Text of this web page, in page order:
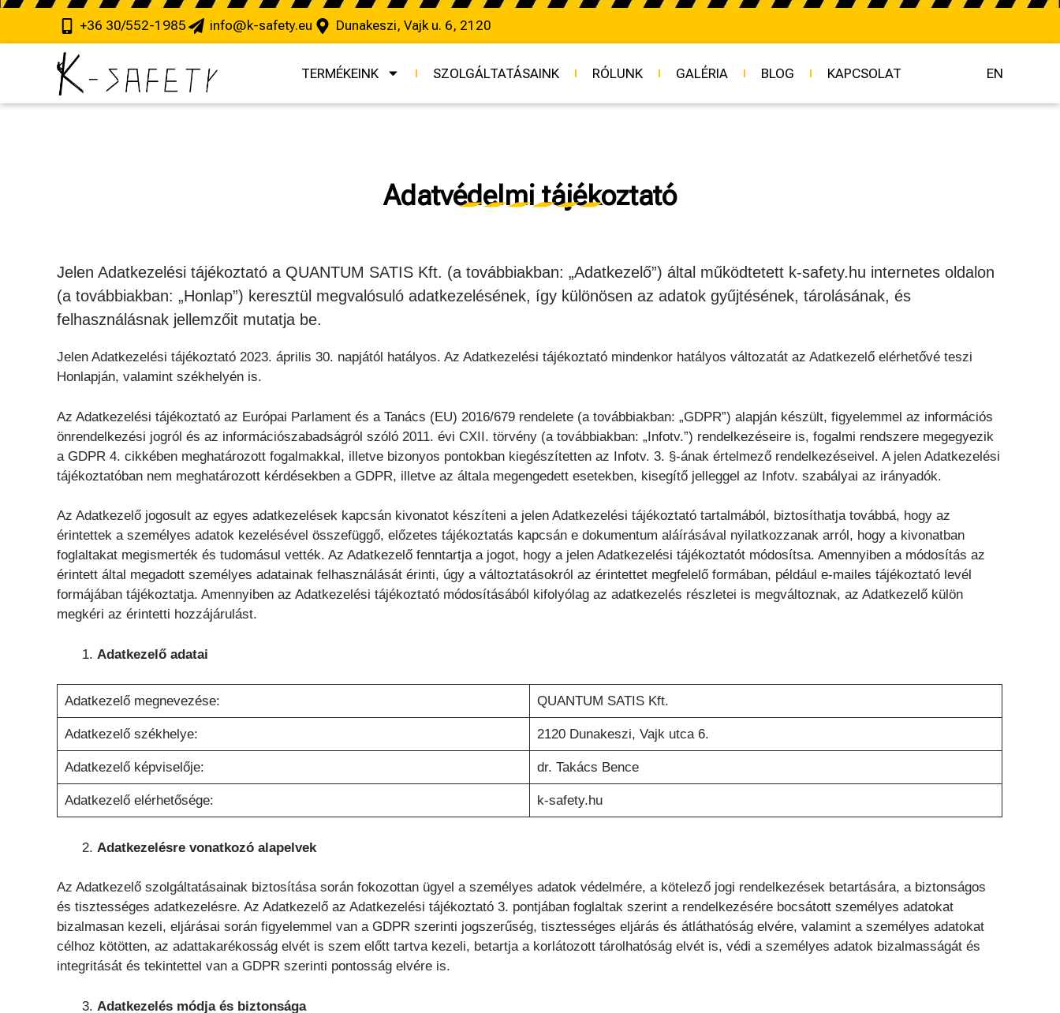
+36 30/552-1985 info@k-safety.eu Dunakeszi, Vajk u. 6, 2120
TERMÉKEINK SZOLGÁLTATÁSAINK RÓLUNK GALÉRIA BLOG KAPCSOLAT EN
Adatvédelmi tájékoztató
Jelen Adatkezelési tájékoztató a QUANTUM SATIS Kft. (a továbbiakban: „Adatkezelő”) által működtetett k-safety.hu internetes oldalon
(a továbbiakban: „Honlap”) keresztül megvalósuló adatkezelésének, így különösen az adatok gyűjtésének, tárolásának, és
felhasználásnak jellemzőit mutatja be.
Jelen Adatkezelési tájékoztató 2023. április 30. napjától hatályos. Az Adatkezelési tájékoztató mindenkor hatályos változatát az Adatkezelő elérhetővé teszi
Honlapján, valamint székhelyén is.
Az Adatkezelési tájékoztató az Európai Parlament és a Tanács (EU) 2016/679 rendelete (a továbbiakban: „GDPR”) alapján készült, figyelemmel az információs
önrendelkezési jogról és az információszabadságról szóló 2011. évi CXII. törvény (a továbbiakban: „Infotv.”) rendelkezéseire is, fogalmi rendszere megegyezik
a GDPR 4. cikkében meghatározott fogalmakkal, illetve bizonyos pontokban kiegészítetten az Infotv. 3. §-ának értelmező rendelkezéseivel. A jelen Adatkezelési
tájékoztatóban nem meghatározott kérdésekben a GDPR, illetve az általa megengedett esetekben, kisegítő jelleggel az Infotv. szabályai az irányadók.
Az Adatkezelő jogosult az egyes adatkezelések kapcsán kivonatot készíteni a jelen Adatkezelési tájékoztató tartalmából, biztosíthatja továbbá, hogy az
érintettek a személyes adatok kezelésével összefüggő, előzetes tájékoztatás kapcsán e dokumentum aláírásával nyilatkozzanak arról, hogy a kivonatban
foglaltakat megismerték és tudomásul vették. Az Adatkezelő fenntartja a jogot, hogy a jelen Adatkezelési tájékoztatót módosítsa. Amennyiben a módosítás az
érintett által megadott személyes adatainak felhasználását érinti, úgy a változtatásokról az érintettet megfelelő formában, például e-mailes tájékoztató levél
formájában tájékoztatja. Amennyiben az Adatkezelési tájékoztató módosításából kifolyólag az adatkezelés részletei is megváltoznak, az Adatkezelő külön
megkéri az érintetti hozzájárulást.
Adatkezelő adatai
Adatkezelő megnevezése: QUANTUM SATIS Kft.
Adatkezelő székhelye: 2120 Dunakeszi, Vajk utca 6.
Adatkezelő képviselője: dr. Takács Bence
Adatkezelő elérhetősége: k-safety.hu
Adatkezelésre vonatkozó alapelvek
Az Adatkezelő szolgáltatásainak biztosítása során fokozottan ügyel a személyes adatok védelmére, a kötelező jogi rendelkezések betartására, a biztonságos
és tisztességes adatkezelésre. Az Adatkezelő az Adatkezelési tájékoztató 3. pontjában foglaltak szerint a rendelkezésére bocsátott személyes adatokat
bizalmasan kezeli, eljárásai során figyelemmel van a GDPR szerinti jogszerűség, tisztességes eljárás és átláthatóság elvére, valamint a személyes adatokat
célhoz kötötten, az adattakarékosság elvét is szem előtt tartva kezeli, betartja a korlátozott tárolhatóság elvét is, védi a személyes adatok bizalmasságát és
integritását és tekintettel van a GDPR szerinti pontosság elvére is.
Adatkezelés módja és biztonsága